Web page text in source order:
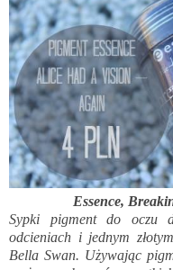
Essence,
Sypki pigment do oczu
odcieniach i jednym
Bella Swan. Używając